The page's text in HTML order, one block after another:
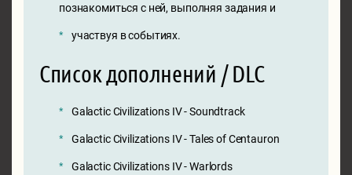
познакомиться с ней, выполняя задания и
участвуя в событиях.
Список дополнений / DLC
Galactic Civilizations IV - Soundtrack
Galactic Civilizations IV - Tales of Centauron
Galactic Civilizations IV - Warlords